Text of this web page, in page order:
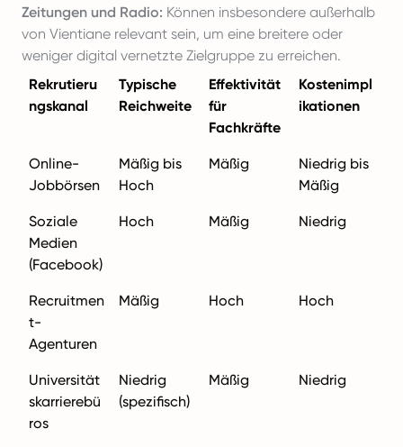
Zeitungen und Radio: Können insbesondere außerhalb
von Vientiane relevant sein, um eine breitere oder
weniger digital vernetzte Zielgruppe zu erreichen.
Rekrutieru
ngskanal
Typische
Reichweite
Effektivität
für
Fachkräfte
Kostenimpl
ikationen
Online-
Jobbörsen
Mäßig bis
Hoch
Mäßig
Niedrig bis
Mäßig
Soziale
Medien
(Facebook)
Hoch Mäßig Niedrig
Recruitmen
t-
Agenturen
Mäßig Hoch Hoch
Universität
skarrierebü
ros
Niedrig
(spezifisch)
Mäßig Niedrig